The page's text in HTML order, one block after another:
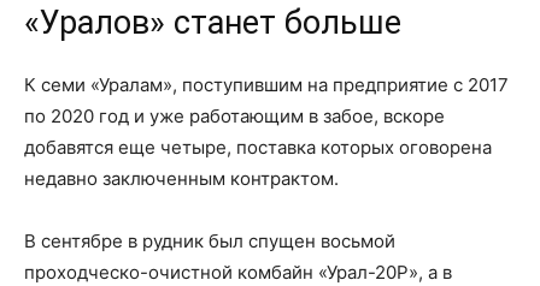
«Уралов» станет больше
К семи «Уралам», поступившим на предприятие с 2017
по 2020 год и уже работающим в забое, вскоре
добавятся еще четыре, поставка которых оговорена
недавно заключенным контрактом.
В сентябре в рудник был спущен восьмой
проходческо-очистной комбайн «Урал-20Р», а в